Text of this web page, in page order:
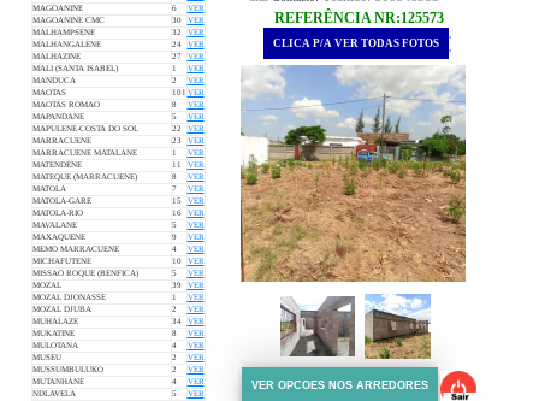
MAGOANINE
6
VER
MAGOANINE CMC
30
VER
MALHAMPSENE
32
VER
MALHANGALENE
24
VER
MALHAZINE
27
VER
MALI (SANTA ISABEL)
1
VER
MANDUCA
2
VER
MAOTAS
101 VER
MAOTAS ROMAO
8
VER
MAPANDANE
5
VER
MAPULENE-COSTA DO SOL
22
VER
MARRACUENE
23
VER
MARRACUENE MATALANE
1
VER
MATENDENE
11
VER
MATEQUE (MARRACUENE)
8
VER
MATOLA
7
VER
MATOLA-GARE
15
VER
MATOLA-RIO
16
VER
MAVALANE
5
VER
MAXAQUENE
9
VER
MEMO MARRACUENE
4
VER
MICHAFUTENE
10
VER
MISSAO ROQUE (BENFICA)
5
VER
MOZAL
39
VER
MOZAL DJONASSE
1
VER
MOZAL DJUBA
2
VER
MUHALAZE
34
VER
MUKATINE
8
VER
MULOTANA
4
VER
MUSEU
2
VER
MUSSUMBULUKO
2
VER
MUTANHANE
4
VER
NDLAVELA
5
VER
REFERÊNCIA NR:125573
.
CLICA P/A VER TODAS FOTOS .
VER OPCOES NOS ARREDORES